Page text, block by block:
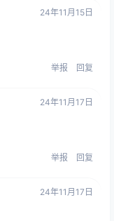
24年11月15日
举报 回复
24年11月17日
举报 回复
24年11月17日